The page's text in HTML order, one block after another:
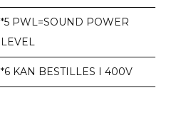
*5 PWL=SOUND POWER
LEVEL
*6 KAN BESTILLES I 400V